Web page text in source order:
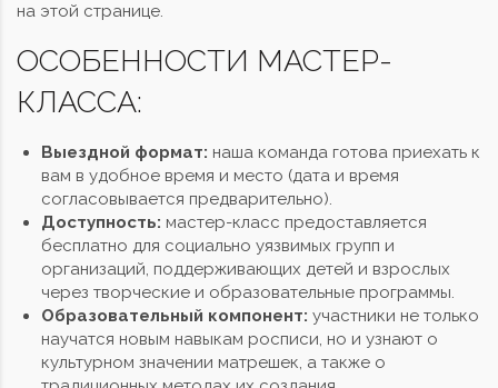
на этой странице.
ОСОБЕННОСТИ МАСТЕР-
КЛАССА:
Выездной формат: наша команда готова приехать к
вам в удобное время и место (дата и время
согласовывается предварительно).
Доступность: мастер-класс предоставляется
бесплатно для социально уязвимых групп и
организаций, поддерживающих детей и взрослых
через творческие и образовательные программы.
Образовательный компонент: участники не только
научатся новым навыкам росписи, но и узнают о
культурном значении матрешек, а также о